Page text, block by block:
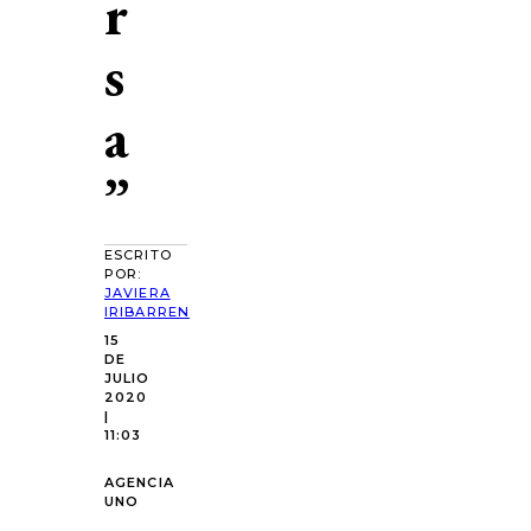
s
a
”
ESCRITO
POR:
JAVIERA
IRIBARREN
15
DE
JULIO
2020
|
11:03
AGENCIA
UNO